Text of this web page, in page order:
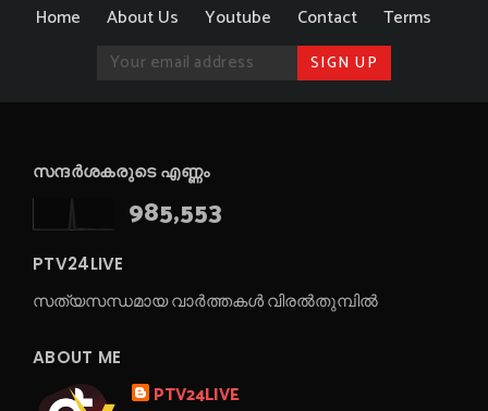
Home About Us Youtube Contact Terms
സന്ദർശകരുടെ എണ്ണം
985,553
PTV24LIVE
സത്യസന്ധമായ വാർത്തകൾ വിരൽതുമ്പിൽ
ABOUT ME
PTV24LIVE